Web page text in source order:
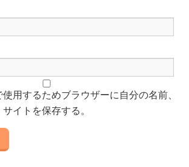
用するためブラウザーに自分の名前、
イトを保存する。